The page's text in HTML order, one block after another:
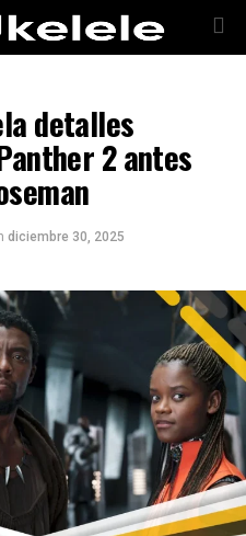
detalles
2 antes
diciembre 30, 2025